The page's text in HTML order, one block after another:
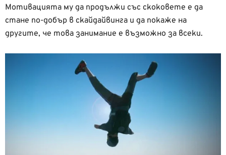
Мотивацията му да продължи със скоковете е да
стане по-добър в скайдайвинга и да покаже на
другите, че това занимание е възможно за всеки.